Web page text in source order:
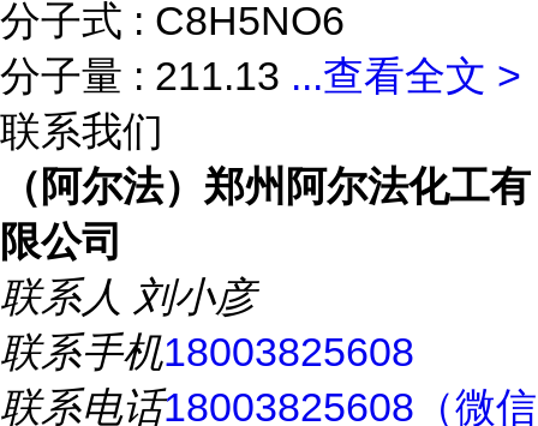
分子式 : C8H5NO6
分子量 : 211.13 ...查看全文 >
联系我们
（阿尔法）郑州阿尔法化工有
限公司
联系人 刘小彦
联系手机18003825608
联系电话18003825608（微信